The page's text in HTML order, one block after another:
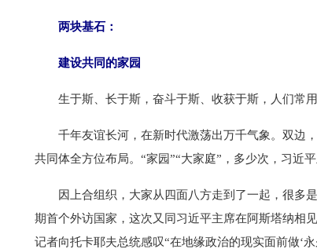
两块基石：
建设共同的家园
生于斯、长于斯，奋斗于斯、收获于斯，人们常用
千年友谊长河，在新时代激荡出万千气象。双边，
共同体全方位布局。“家园”“大家庭”，多少次，习近
因上合组织，大家从四面八方走到了一起，很多是
期首个外访国家，这次又同习近平主席在阿斯塔纳相
记者向托卡耶夫总统感叹“在地缘政治的现实面前做‘